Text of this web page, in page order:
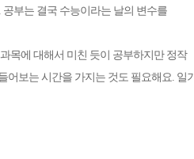
부는 결국 수능이라는 날의 변수를
목에 대해서 미친 듯이 공부하지만 정작
보는 시간을 가지는 것도 필요해요. 일기